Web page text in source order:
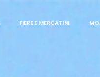
FIERE E MERCATINI